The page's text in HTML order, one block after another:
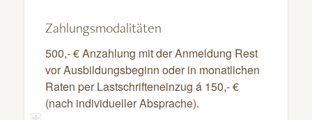
Zahlungsmodalitäten
500,- € Anzahlung mit der Anmeldung Rest
vor Ausbildungsbeginn oder in monatlichen
Raten per Lastschrifteneinzug á 150,- €
(nach individueller Absprache).